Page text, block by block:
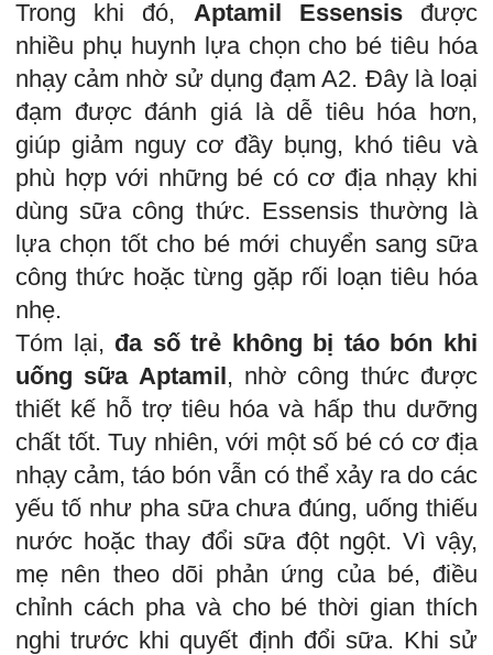
Trong khi đó, Aptamil Essensisđược
nhiều phụ huynh lựa chọn cho bé tiêu hóa
nhạy cảm nhờ sử dụng đạm A2. Đây là loại
đạm được đánh giá là dễ tiêu hóa hơn,
giúp giảm nguy cơ đầy bụng, khó tiêu và
phù hợp với những bé có cơ địa nhạy khi
dùng sữa công thức. Essensis thường là
lựa chọn tốt cho bé mới chuyển sang sữa
công thức hoặc từng gặp rối loạn tiêu hóa
nhẹ.
Tóm lại, đa số trẻ không bị táo bón khi
uống sữa Aptamil, nhờ công thức được
thiết kế hỗ trợ tiêu hóa và hấp thu dưỡng
chất tốt. Tuy nhiên, với một số bé có cơ địa
nhạy cảm, táo bón vẫn có thể xảy ra do các
yếu tố như pha sữa chưa đúng, uống thiếu
nước hoặc thay đổi sữa đột ngột. Vì vậy,
mẹ nên theo dõi phản ứng của bé, điều
chỉnh cách pha và cho bé thời gian thích
nghi trước khi quyết định đổi sữa. Khi sử